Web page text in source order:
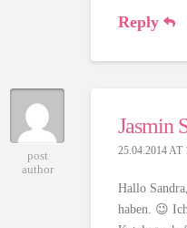
Reply
post
author
Jasmin
25.04.2014 AT
Hallo
haben. 😉